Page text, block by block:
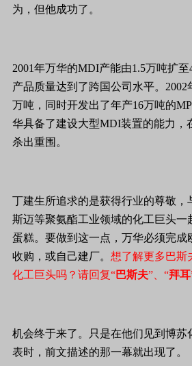
为，但他成功了。
2001年万华的MDI产能由1.5万吨扩至
产品质量达到了跨国公司水平。2002
万吨，同时开发出了年产16万吨的
华具备了建设大型MDI装置的能力，
杀出重围。
丁建生所追求的是获得行业的尊敬，
斯迈等聚氨酯工业领域的化工巨头一
蛋糕。要做到这一点，万华必须完成
收购，或自己建厂。 想了解更多巴斯
化工巨头吗？请回复“巴斯夫”、“拜耳
机会终于来了。只是在他们见到博苏
表时，前文描述的那一幕就出现了。